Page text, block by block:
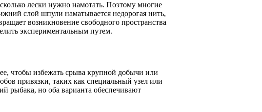
лески нужно намотать. Поэтому многие
слой шпули наматывается недорогая нить,
возникновение свободного пространства
экспериментальным путем.
чтобы избежать срыва крупной добычи или
привязки, таких как специальный узел или
рыбака, но оба варианта обеспечивают